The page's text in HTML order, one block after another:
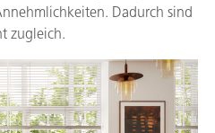
Dadurch sind
zugleich.